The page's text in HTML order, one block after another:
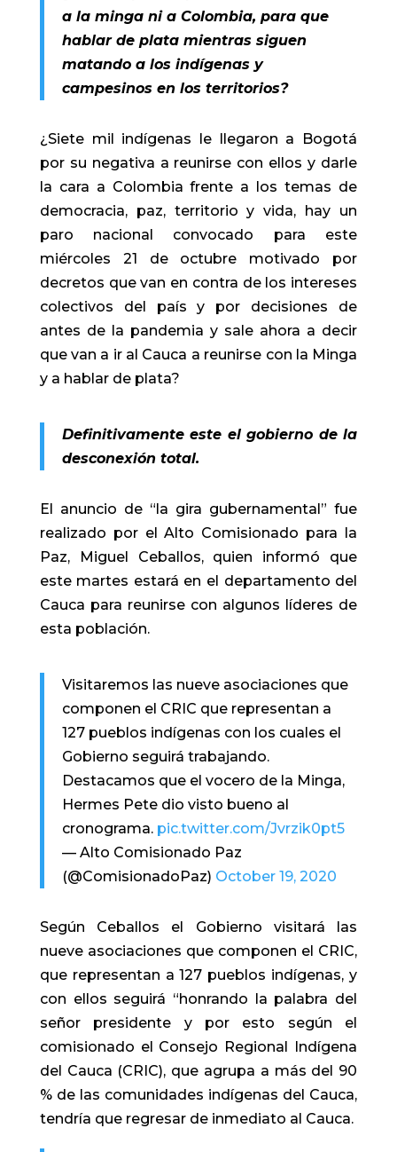
a la minga ni a Colombia, para que
hablar de plata mientras siguen
matando a los indígenas y
campesinos en los territorios?
¿Siete mil indígenas le llegaron a Bogotá
por su negativa a reunirse con ellos y darle
la cara a Colombia frente a los temas de
democracia, paz, territorio y vida, hay un
paro nacional convocado para este
miércoles 21 de octubre motivado por
decretos que van en contra de los intereses
colectivos del país y por decisiones de
antes de la pandemia y sale ahora a decir
que van a ir al Cauca a reunirse con la Minga
y a hablar de plata?
Definitivamente este el gobierno de la
desconexión total.
El anuncio de “la gira gubernamental” fue
realizado por el Alto Comisionado para la
Paz, Miguel Ceballos, quien informó que
este martes estará en el departamento del
Cauca para reunirse con algunos líderes de
esta población.
Visitaremos las nueve asociaciones que
componen el CRIC que representan a
127 pueblos indígenas con los cuales el
Gobierno seguirá trabajando.
Destacamos que el vocero de la Minga,
Hermes Pete dio visto bueno al
cronograma. pic.twitter.com/Jvrzik0pt5
— Alto Comisionado Paz
(@ComisionadoPaz) October 19, 2020
Según Ceballos el Gobierno visitará las
nueve asociaciones que componen el CRIC,
que representan a 127 pueblos indígenas, y
con ellos seguirá “honrando la palabra del
señor presidente y por esto según el
comisionado el Consejo Regional Indígena
del Cauca (CRIC), que agrupa a más del 90
% de las comunidades indígenas del Cauca,
tendría que regresar de inmediato al Cauca.